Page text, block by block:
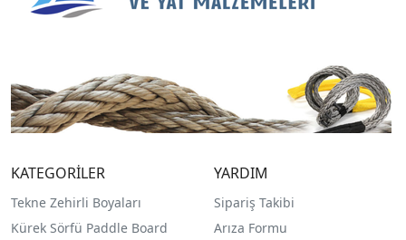
KATEGORİLER
Tekne Zehirli Boyaları
Kürek Sörfü Paddle Board
YARDIM
Sipariş Takibi
Arıza Formu